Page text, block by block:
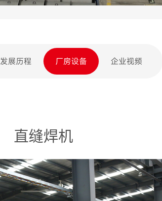
发展历程 厂房设备 企业视频
直缝焊机